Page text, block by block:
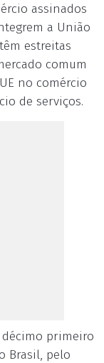
assinados
a União
estreitas
comum
no comércio
de serviços.
décimo primeiro
Brasil, pelo